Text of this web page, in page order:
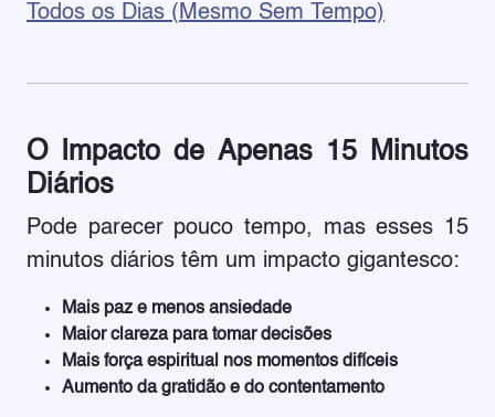
Todos os Dias (Mesmo Sem Tempo)
O Impacto de Apenas 15 Minutos
Diários
Pode parecer pouco tempo, mas esses 15
minutos diários têm um impacto gigantesco:
Mais paz e menos ansiedade
Maior clareza para tomar decisões
Mais força espiritual nos momentos difíceis
Aumento da gratidão e do contentamento